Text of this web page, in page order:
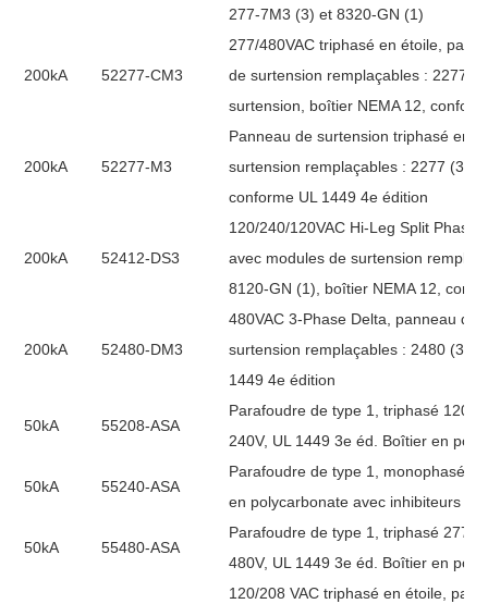
277-7M3 (3) et 8320-GN (1)
200kA 52277-CM3
277/480VAC triphasé en étoile,
de surtension remplaçables : 2277
surtension, boîtier NEMA 12,
200kA 52277-M3
Panneau de surtension triphasé en
surtension remplaçables : 2277 (3)
conforme UL 1449 4e édition
200kA 52412-DS3
120/240/120VAC Hi-Leg Split Phase
avec modules de surtension
8120-GN (1), boîtier NEMA 12,
200kA 52480-DM3
480VAC 3-Phase Delta, panneau de
surtension remplaçables : 2480 (3),
1449 4e édition
50kA 55208-ASA
Parafoudre de type 1, triphasé 120/
240V, UL 1449 3e éd. Boîtier en
50kA 55240-ASA
Parafoudre de type 1, monophasé
en polycarbonate avec inhibiteurs
50kA 55480-ASA
Parafoudre de type 1, triphasé 277/
480V, UL 1449 3e éd. Boîtier en
120/208 VAC triphasé en étoile,